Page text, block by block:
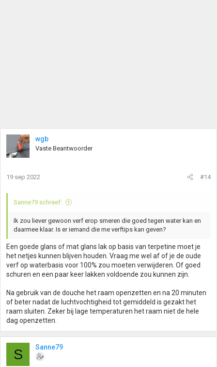
wgb
Vaste Beantwoorder
19 sep 2022 #14
Sanne79 schreef:
Ik zou liever gewoon verf erop smeren die goed tegen water kan en
daarmee klaar. Is er iemand die me verftips kan geven?
Een goede glans of mat glans lak op basis van terpetine moet je
het netjes kunnen blijven houden. Vraag me wel af of je de oude
verf op waterbasis voor 100% zou moeten verwijderen. Of goed
schuren en een paar keer lakken voldoende zou kunnen zijn.
Na gebruik van de douche het raam openzetten en na 20 minuten
of beter nadat de luchtvochtigheid tot gemiddeld is gezakt het
raam sluiten. Zeker bij lage temperaturen het raam niet de hele
dag openzetten.
S Sanne79